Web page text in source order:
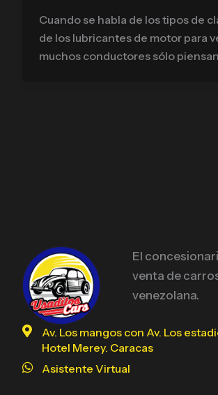
Cuando se habla de los tipos de
de los lubricantes de motor para
muchos conductores sólo
El
venta de
venezolana.
Av. Los mangos con Av. Los
Hotel Merey. Caracas
Asistente Virtual